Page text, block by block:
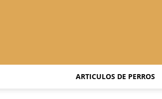
ARTICULOS DE PERROS